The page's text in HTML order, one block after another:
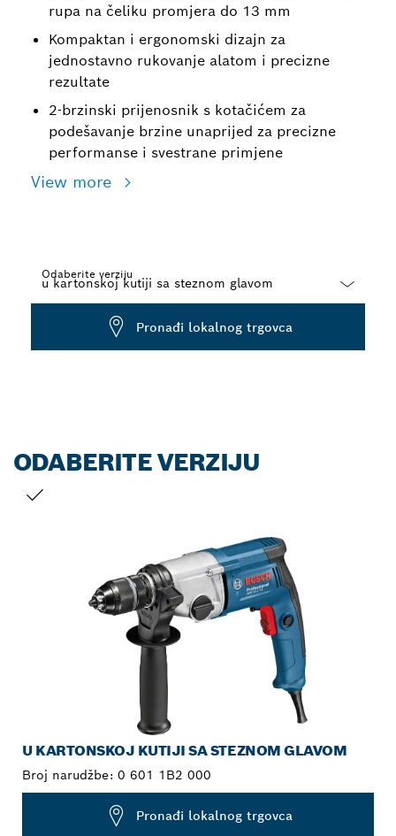
rupa na čeliku promjera do 13 mm
Kompaktan i ergonomski dizajn za
jednostavno rukovanje alatom i precizne
rezultate
2-brzinski prijenosnik s kotačićem za
podešavanje brzine unaprijed za precizne
performanse i svestrane primjene
View more
Odaberite verziju
Pronađi lokalnog trgovca
ODABERITE VERZIJU
U KARTONSKOJ KUTIJI SA STEZNOM GLAVOM
Broj narudžbe: 0 601 1B2 000
Pronađi lokalnog trgovca